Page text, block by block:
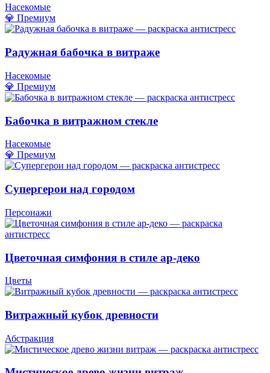
Насекомые
💎 Премиум
Радужная бабочка в витраже
Насекомые
💎 Премиум
Бабочка в витражном стекле
Насекомые
💎 Премиум
Супергерои над городом
Персонажи
Цветочная симфония в стиле ар-деко
Цветы
Витражный кубок древности
Абстракция